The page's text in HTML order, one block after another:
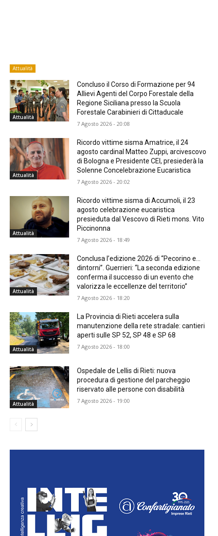
Attualità
Attualità
Concluso il Corso di Formazione per 94
Allievi Agenti del Corpo Forestale della
Regione Siciliana presso la Scuola
Forestale Carabinieri di Cittaducale
7 Agosto 2026 - 20:08
Attualità
Ricordo vittime sisma Amatrice, il 24
agosto cardinal Matteo Zuppi, arcivescovo
di Bologna e Presidente CEI, presiederà la
Solenne Concelebrazione Eucaristica
7 Agosto 2026 - 20:02
Attualità
Ricordo vittime sisma di Accumoli, il 23
agosto celebrazione eucaristica
presieduta dal Vescovo di Rieti mons. Vito
Piccinonna
7 Agosto 2026 - 18:49
Attualità
Conclusa l’edizione 2026 di “Pecorino e…
dintorni”. Guerrieri: “La seconda edizione
conferma il successo di un evento che
valorizza le eccellenze del territorio”
7 Agosto 2026 - 18:20
Attualità
La Provincia di Rieti accelera sulla
manutenzione della rete stradale: cantieri
aperti sulle SP 52, SP 48 e SP 68
7 Agosto 2026 - 18:00
Attualità
Ospedale de Lellis di Rieti: nuova
procedura di gestione del parcheggio
riservato alle persone con disabilità
7 Agosto 2026 - 19:00